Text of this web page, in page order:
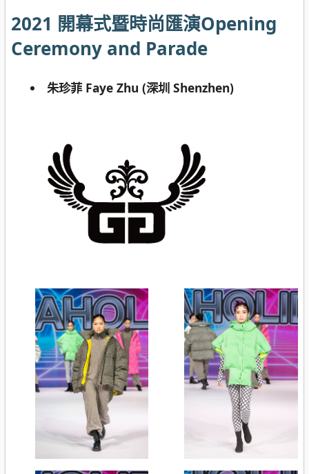
2021 開幕式暨時尚匯演Opening
Ceremony and Parade
朱珍菲 Faye Zhu (深圳 Shenzhen)